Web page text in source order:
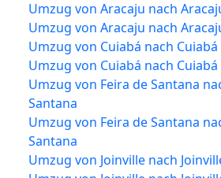
Umzug von Aracaju nach
Umzug von Aracaju nach
Umzug von Cuiabá nach Cuiabá
Umzug von Cuiabá nach Cuiabá
Umzug von Feira de Santana
Santana
Umzug von Feira de Santana
Santana
Umzug von Joinville nach